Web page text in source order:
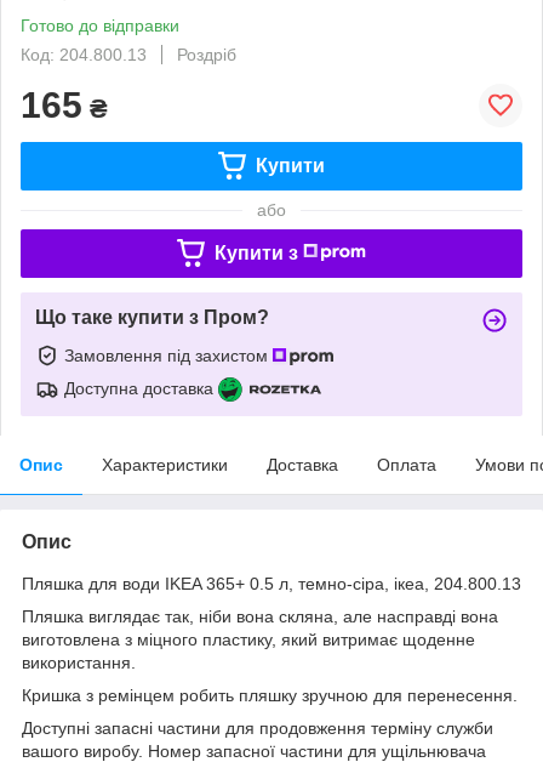
Готово до відправки
Код: 204.800.13
Роздріб
165 ₴
Купити
або
Купити з
Що таке купити з Пром?
Замовлення під захистом
Доступна доставка
Опис Характеристики Доставка Оплата Умови
Опис
Пляшка для води IKEA 365+ 0.5 л, темно-сіра, ікеа, 204.800.13
Пляшка виглядає так, ніби вона скляна, але насправді вона
виготовлена ​​з міцного пластику, який витримає щоденне
використання.
Кришка з ремінцем робить пляшку зручною для перенесення.
Доступні запасні частини для продовження терміну служби
вашого виробу. Номер запасної частини для ущільнювача